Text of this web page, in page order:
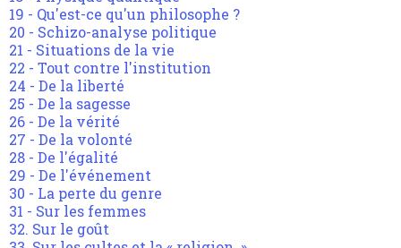
19 - Qu'est-ce qu'un philosophe ?
20 - Schizo-analyse politique
21 - Situations de la vie
22 - Tout contre l'institution
24 - De la liberté
25 - De la sagesse
26 - De la vérité
27 - De la volonté
28 - De l'égalité
29 - De l'événement
30 - La perte du genre
31 - Sur les femmes
32. Sur le goût